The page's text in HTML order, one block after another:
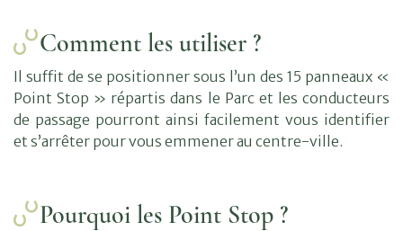
Comment les utiliser ?
Il suffit de se positionner sous l’un des 15 panneaux «
Point Stop » répartis dans le Parc et les conducteurs
de passage pourront ainsi facilement vous identifier
et s’arrêter pour vous emmener au centre-ville.
Pourquoi les Point Stop ?
Vous
recherchez...